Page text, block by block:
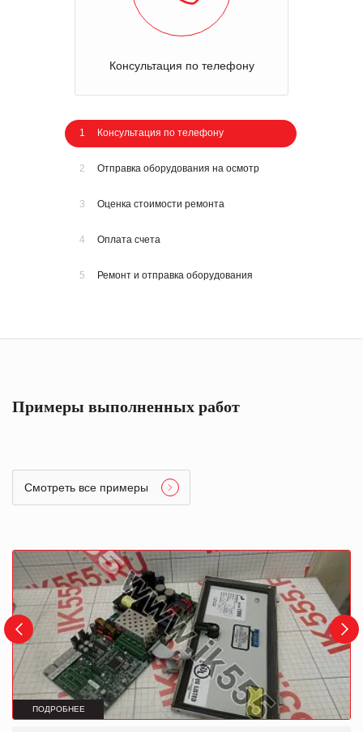
Консультация по телефону
1 Консультация по телефону
2 Отправка оборудования на осмотр
3 Оценка стоимости ремонта
4 Оплата счета
5 Ремонт и отправка оборудования
Примеры выполненных работ
Смотреть все примеры
ПОДРОБНЕЕ